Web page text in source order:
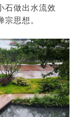
石做出水流效
思想。